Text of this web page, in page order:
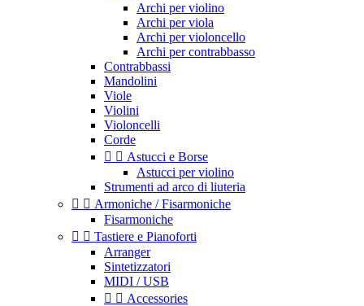
Archi per violino
Archi per viola
Archi per violoncello
Archi per contrabbasso
Contrabbassi
Mandolini
Viole
Violini
Violoncelli
Corde
  Astucci e Borse
Astucci per violino
Strumenti ad arco di liuteria
  Armoniche / Fisarmoniche
Fisarmoniche
  Tastiere e Pianoforti
Arranger
Sintetizzatori
MIDI / USB
  Accessories